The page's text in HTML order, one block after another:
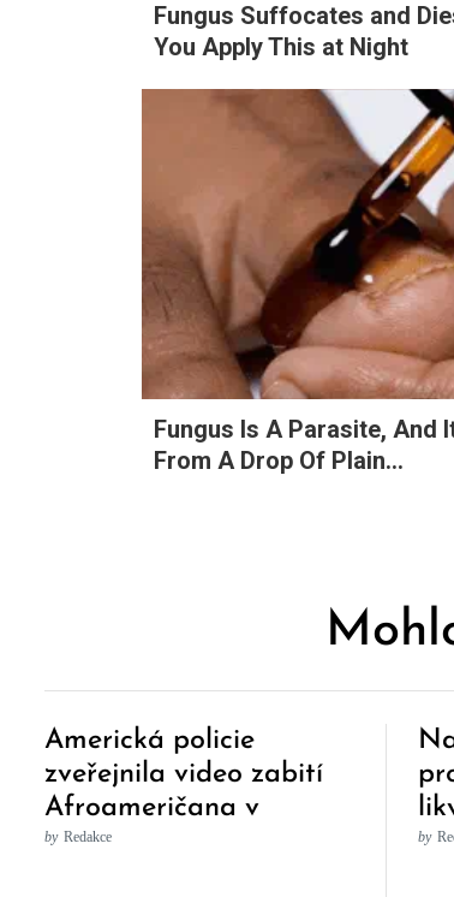
Fungus Suffocates and
You Apply This at Night
Fungus Is A Parasite, And
From A Drop Of Plain...
Americká policie
zveřejnila video zabití
Afroameričana v
Charlotte
by Redakce by
Search
for: